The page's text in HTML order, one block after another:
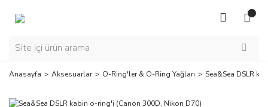
Anasayfa Aksesuarlar O-Ring'ler & O-Ring Yağları Sea&Sea DSLR